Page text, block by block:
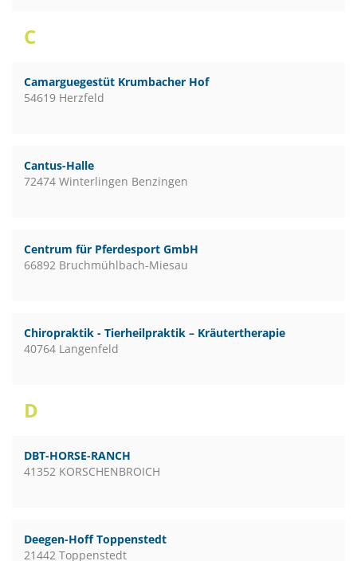
C
Camarguegestüt Krumbacher Hof
54619 Herzfeld
Cantus-Halle
72474 Winterlingen Benzingen
Centrum für Pferdesport GmbH
66892 Bruchmühlbach-Miesau
Chiropraktik - Tierheilpraktik – Kräutertherapie
40764 Langenfeld
D
DBT-HORSE-RANCH
41352 KORSCHENBROICH
Deegen-Hoff Toppenstedt
21442 Toppenstedt